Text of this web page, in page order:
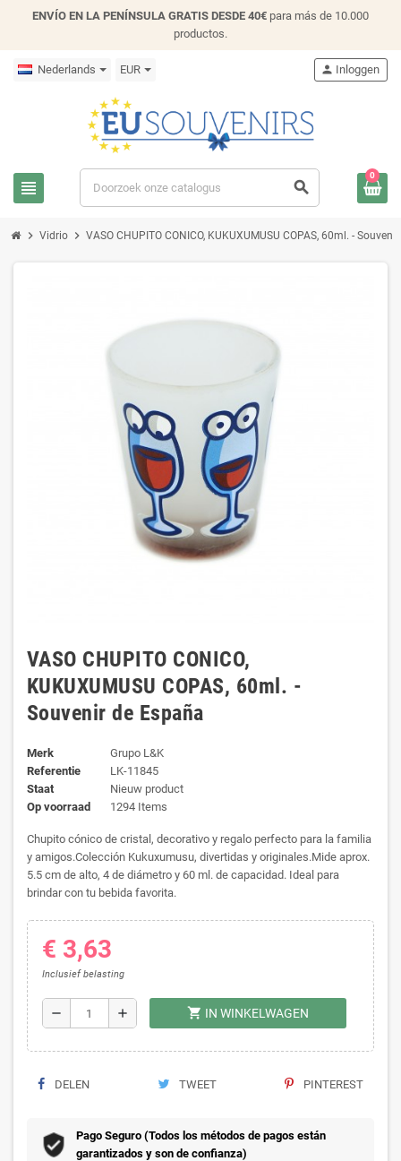
ENVÍO EN LA PENÍNSULA GRATIS DESDE 40€ para más de 10.000
productos.
Nederlands EUR
view_headline search
person Inloggen
0
chevron_right Vidrio chevron_right VASO CHUPITO CONICO, KUKUXUMUSU COPAS, 60ml. -
VASO CHUPITO CONICO,
KUKUXUMUSU COPAS, 60ml. -
Souvenir de España
Merk
Grupo L&K
Referentie
LK-11845
Staat
Nieuw product
Op voorraad
1294 Items
Chupito cónico de cristal, decorativo y regalo perfecto para la familia
y amigos.Colección Kukuxumusu, divertidas y originales.Mide aprox.
5.5 cm de alto, 4 de diámetro y 60 ml. de capacidad. Ideal para
brindar con tu bebida favorita.
€ 3,63
Inclusief belasting
remove add shopping_cart IN WINKELWAGEN
DELEN TWEET PINTEREST
Pago Seguro (Todos los métodos de pagos están
garantizados y son de confianza)